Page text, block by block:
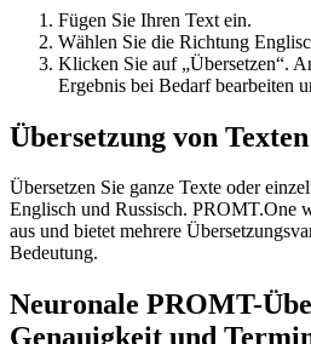
Fügen Sie Ihren Text ein.
Wählen Sie die Richtung
Klicken Sie auf „Übersetzen“.
Ergebnis bei Bedarf bearbeiten
Übersetzung von
Übersetzen Sie ganze Texte oder
Englisch und Russisch. PROMT.One
aus und bietet mehrere
Bedeutung.
Neuronale PROMT-
Genauigkeit und